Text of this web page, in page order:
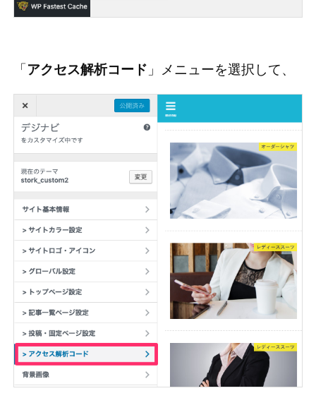
「アクセス解析コード 」メニューを選択して、